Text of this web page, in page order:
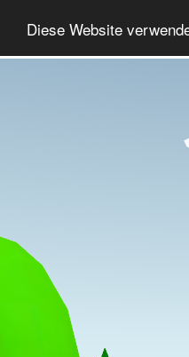
Diese Website